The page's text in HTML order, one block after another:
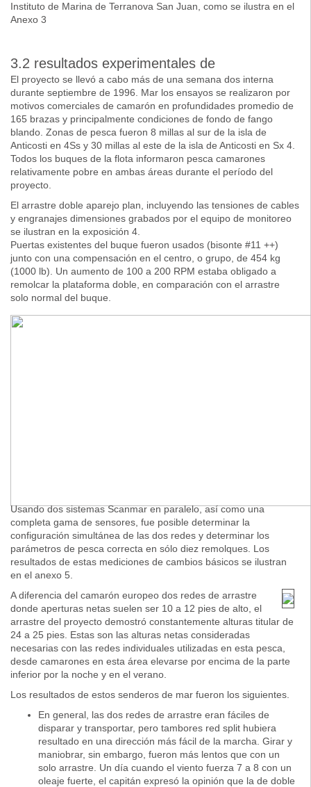
Instituto de Marina de Terranova San Juan, como se ilustra en el
Anexo 3
3.2 resultados experimentales de
El proyecto se llevó a cabo más de una semana dos interna
durante septiembre de 1996. Mar los ensayos se realizaron por
motivos comerciales de camarón en profundidades promedio de
165 brazas y principalmente condiciones de fondo de fango
blando. Zonas de pesca fueron 8 millas al sur de la isla de
Anticosti en 4Ss y 30 millas al este de la isla de Anticosti en Sx 4.
Todos los buques de la flota informaron pesca camarones
relativamente pobre en ambas áreas durante el período del
proyecto.
El arrastre doble aparejo plan, incluyendo las tensiones de cables
y engranajes dimensiones grabados por el equipo de monitoreo
se ilustran en la exposición 4.
Puertas existentes del buque fueron usados (bisonte #11 ++)
junto con una compensación en el centro, o grupo, de 454 kg
(1000 lb). Un aumento de 100 a 200 RPM estaba obligado a
remolcar la plataforma doble, en comparación con el arrastre
solo normal del buque.
Usando dos sistemas Scanmar en paralelo, así como una
completa gama de sensores, fue posible determinar la
configuración simultánea de las dos redes y determinar los
parámetros de pesca correcta en sólo diez remolques. Los
resultados de estas mediciones de cambios básicos se ilustran
en el anexo 5.
A diferencia del camarón europeo dos redes de arrastre
donde aperturas netas suelen ser 10 a 12 pies de alto, el
arrastre del proyecto demostró constantemente alturas titular de
24 a 25 pies. Estas son las alturas netas consideradas
necesarias con las redes individuales utilizadas en esta pesca,
desde camarones en esta área elevarse por encima de la parte
inferior por la noche y en el verano.
Los resultados de estos senderos de mar fueron los siguientes.
En general, las dos redes de arrastre eran fáciles de
disparar y transportar, pero tambores red split hubiera
resultado en una dirección más fácil de la marcha. Girar y
maniobrar, sin embargo, fueron más lentos que con un
solo arrastre. Un día cuando el viento fuerza 7 a 8 con un
oleaje fuerte, el capitán expresó la opinión que la de doble